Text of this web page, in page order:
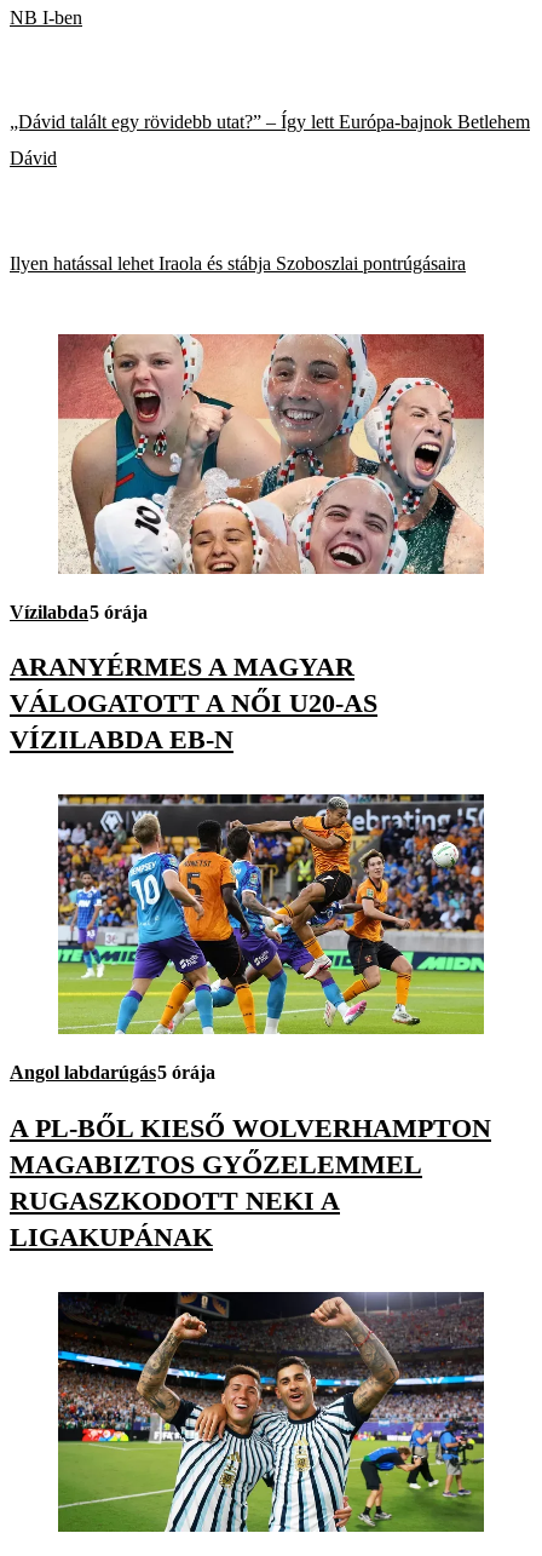
NB I-ben
„Dávid talált egy rövidebb utat?” – Így lett Európa-bajnok Betlehem
Dávid
Ilyen hatással lehet Iraola és stábja Szoboszlai pontrúgásaira
Vízilabda5 órája
ARANYÉRMES A MAGYAR
VÁLOGATOTT A NŐI U20-AS
VÍZILABDA EB-N
Angol labdarúgás5 órája
A PL-BŐL KIESŐ WOLVERHAMPTON
MAGABIZTOS GYŐZELEMMEL
RUGASZKODOTT NEKI A
LIGAKUPÁNAK